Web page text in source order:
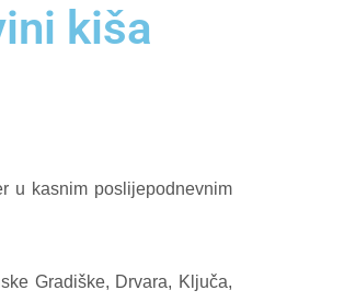
kiša
u kasnim poslijepodnevnim
Gradiške, Drvara, Ključa,